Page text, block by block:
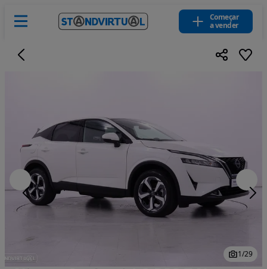
Começar
a vender
1/29